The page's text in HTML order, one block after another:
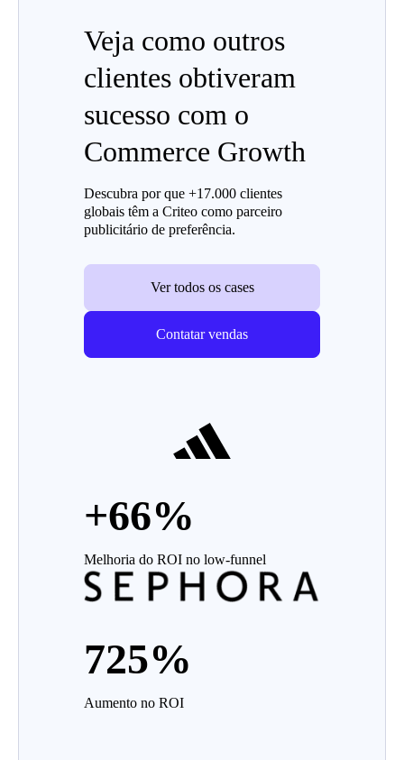
Veja como outros
clientes obtiveram
sucesso com o
Commerce Growth
Descubra por que +17.000 clientes
globais têm a Criteo como parceiro
publicitário de preferência.
Ver todos os cases
Contatar vendas
+66%
Melhoria do ROI no low-funnel
725%
Aumento no ROI